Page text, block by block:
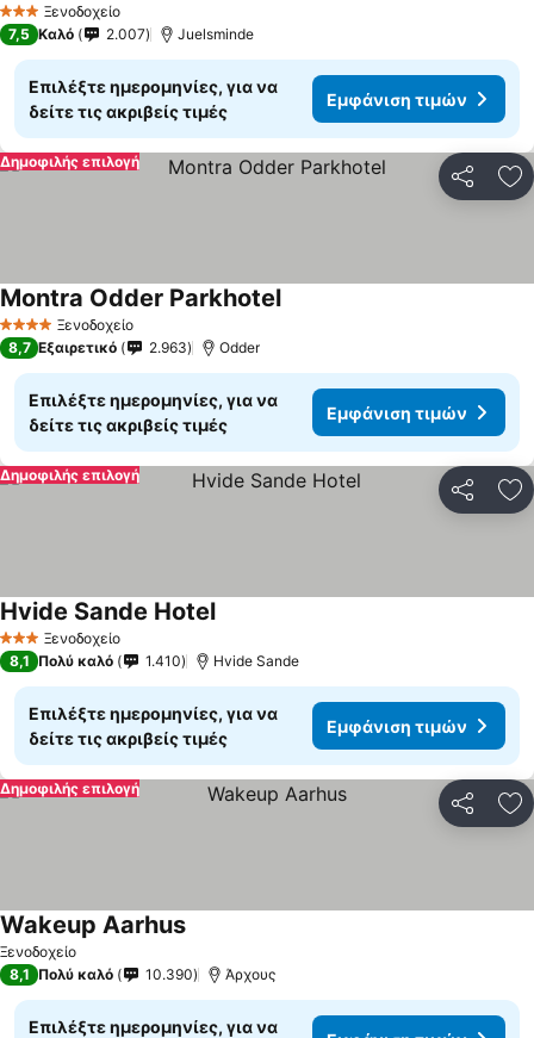
3 ΑστέριαΞενοδοχείο
7,5 Καλό 2.007 Juelsminde
Επιλέξτε ημερομηνίες, για να
δείτε τις ακριβείς τιμές
Εμφάνιση τιμών
Δημοφιλής επιλογή
4 ΑστέριαΞενοδοχείο
Montra Odder ParkhotelΕμφάνιση τιμών
8,7 Εξαιρετικό 2.963 Odder
Επιλέξτε ημερομηνίες, για να
δείτε τις ακριβείς τιμές
Εμφάνιση τιμών
Δημοφιλής επιλογή
3 ΑστέριαΞενοδοχείο
Hvide Sande HotelΕμφάνιση τιμών
8,1 Πολύ καλό 1.410 Hvide Sande
Επιλέξτε ημερομηνίες, για να
δείτε τις ακριβείς τιμές
Εμφάνιση τιμών
Δημοφιλής επιλογή
Ξενοδοχείο
Wakeup AarhusΕμφάνιση τιμών
8,1 Πολύ καλό 10.390 Άρχους
Επιλέξτε ημερομηνίες, για να